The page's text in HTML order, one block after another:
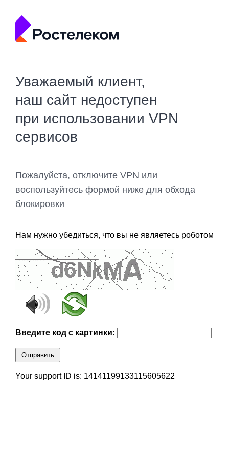
Уважаемый клиент,
наш сайт недоступен
при использовании VPN
сервисов
Пожалуйста, отключите VPN или
воспользуйтесь формой ниже для обхода
блокировки
Нам нужно убедиться, что вы не являетесь роботом
Введите код с картинки:
Отправить
Your support ID is: 14141199133115605622